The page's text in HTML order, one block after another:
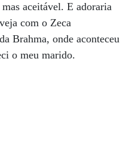
aceitável. E adoraria
com o Zeca
Brahma, onde aconteceu
o meu marido.